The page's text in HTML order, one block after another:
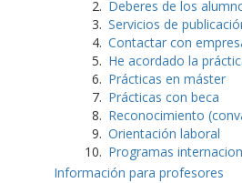
Deberes de los
Servicios de
Contactar con
He acordado la
Prácticas en máster
Prácticas con beca
Reconocimiento
Orientación laboral
Programas
Información para profesores